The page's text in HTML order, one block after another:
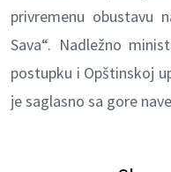
privremenu obustavu
Sava“. Nadležno
postupku i Opštinskoj
je saglasno sa gore